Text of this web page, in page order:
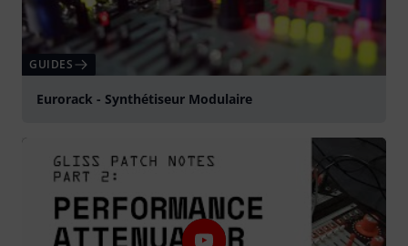
GUIDES
Eurorack - Synthétiseur Modulaire